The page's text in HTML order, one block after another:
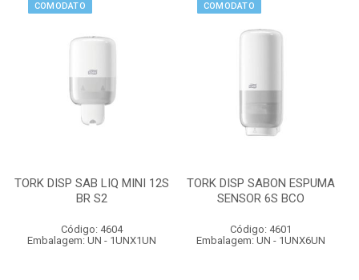
COMODATO
TORK DISP SAB LIQ MINI 12S
BR S2
Código: 4604
Embalagem: UN - 1UNX1UN
COMODATO
TORK DISP SABON ESPUMA
SENSOR 6S BCO
Código: 4601
Embalagem: UN - 1UNX6UN